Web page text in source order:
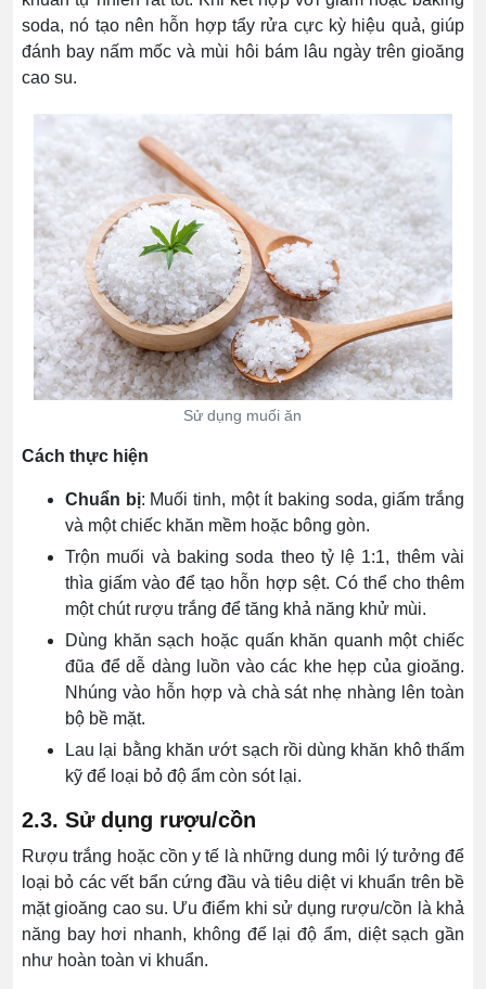
soda, nó tạo nên hỗn hợp tẩy rửa cực kỳ hiệu quả, giúp
đánh bay nấm mốc và mùi hôi bám lâu ngày trên gioăng
cao su.
Sử dụng muối ăn
Cách thực hiện
Chuẩn bị: Muối tinh, một ít baking soda, giấm trắng
và một chiếc khăn mềm hoặc bông gòn.
Trộn muối và baking soda theo tỷ lệ 1:1, thêm vài
thìa giấm vào để tạo hỗn hợp sệt. Có thể cho thêm
một chút rượu trắng để tăng khả năng khử mùi.
Dùng khăn sạch hoặc quấn khăn quanh một chiếc
đũa để dễ dàng luồn vào các khe hẹp của gioăng.
Nhúng vào hỗn hợp và chà sát nhẹ nhàng lên toàn
bộ bề mặt.
Lau lại bằng khăn ướt sạch rồi dùng khăn khô thấm
kỹ để loại bỏ độ ẩm còn sót lại.
2.3. Sử dụng rượu/cồn
Rượu trắng hoặc cồn y tế là những dung môi lý tưởng để
loại bỏ các vết bẩn cứng đầu và tiêu diệt vi khuẩn trên bề
mặt gioăng cao su. Ưu điểm khi sử dụng rượu/cồn là khả
năng bay hơi nhanh, không để lại độ ẩm, diệt sạch gần
như hoàn toàn vi khuẩn.